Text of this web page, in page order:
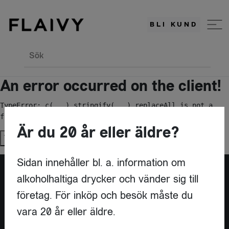
BLI KUND
Sök
An error occurred on the client!
TypeError: c(...).stringify(...).replaceAll is not a
function
Try again
Är du leverantör?
Är du 20 år eller äldre?
Sidan innehåller bl. a. information om
alkoholhaltiga drycker och vänder sig till
företag. För inköp och besök måste du
vara 20 år eller äldre.